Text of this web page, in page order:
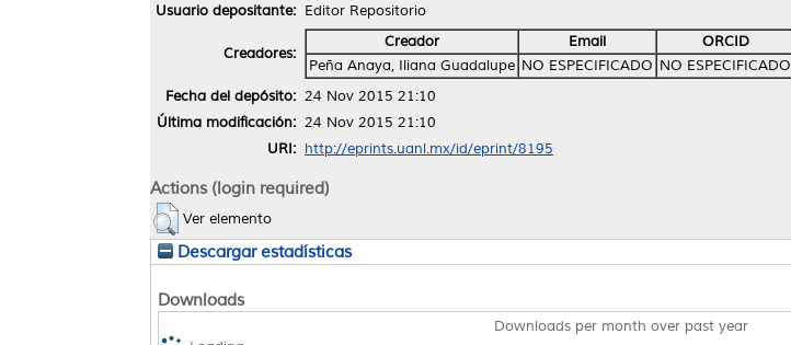
Usuario depositante: Editor Repositorio
Creadores:
Creador Email
ORCID
Peña Anaya, Iliana Guadalupe NO ESPECIFICADO NO ESPECIFICADO
Fecha del depósito: 24 Nov 2015 21:10
Última modificación: 24 Nov 2015 21:10
URI: http://eprints.uanl.mx/id/eprint/8195
Actions (login required)
Ver elemento
Descargar estadísticas
Downloads
Downloads per month over past year